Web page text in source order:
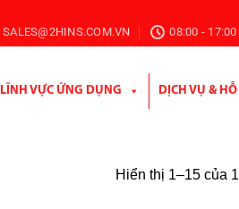
SALES@2HINS.COM.VN 08:00 - 17:00
LĨNH VỰC ỨNG DỤNG DỊCH VỤ &
Hiển thị 1–15 của